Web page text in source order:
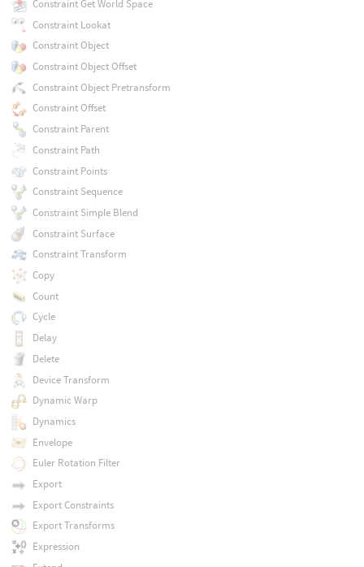
Constraint Get World Space
Constraint Lookat
Constraint Object
Constraint Object Offset
Constraint Object Pretransform
Constraint Offset
Constraint Parent
Constraint Path
Constraint Points
Constraint Sequence
Constraint Simple Blend
Constraint Surface
Constraint Transform
Copy
Count
Cycle
Delay
Delete
Device Transform
Dynamic Warp
Dynamics
Envelope
Euler Rotation Filter
Export
Export Constraints
Export Transforms
Expression